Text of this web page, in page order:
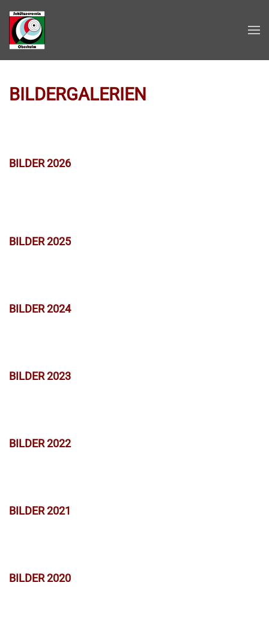
Zum Hauptinhalt springen
BILDERGALERIEN
BILDER 2026
BILDER 2025
BILDER 2024
BILDER 2023
BILDER 2022
BILDER 2021
BILDER 2020